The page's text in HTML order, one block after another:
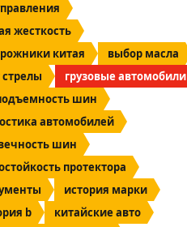
жесткость
китая
выбор масла
грузовые автомобили
шин
автомобилей
шин
протектора
история марки
b
китайские авто